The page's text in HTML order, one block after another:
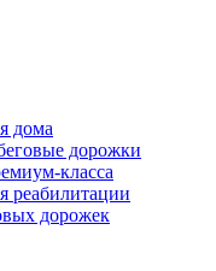
дома
дорожки
класса
реабилитации
дорожек